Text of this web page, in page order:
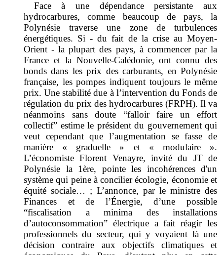
Face à une dépendance persistante aux
hydrocarbures, comme beaucoup de pays, la
Polynésie traverse une zone de turbulences
énergétiques. Si - du fait de la crise au Moyen-
Orient - la plupart des pays, à commencer par la
France et la Nouvelle-Calédonie, ont connu des
bonds dans les prix des carburants, en Polynésie
française, les pompes indiquent toujours le même
prix. Une stabilité due à l’intervention du Fonds de
régulation du prix des hydrocarbures (FRPH). Il va
néanmoins sans doute “falloir faire un effort
collectif” estime le président du gouvernement qui
veut cependant que l’augmentation se fasse de
manière « graduelle » et « modulaire ».
L’économiste Florent Venayre, invité du JT de
Polynésie la 1ère, pointe les incohérences d'un
système qui peine à concilier écologie, économie et
équité sociale… ; L’annonce, par le ministre des
Finances et de l’Énergie, d’une possible
“fiscalisation a minima des installations
d’autoconsommation” électrique a fait réagir les
professionnels du secteur, qui y voyaient là une
décision contraire aux objectifs climatiques et